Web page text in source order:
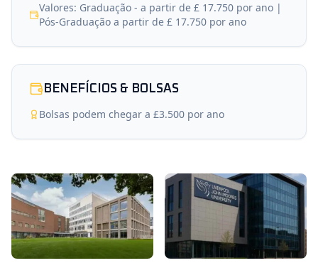
Valores: Graduação - a partir de £ 17.750 por ano |
Pós-Graduação a partir de £ 17.750 por ano
BENEFÍCIOS & BOLSAS
Bolsas podem chegar a £3.500 por ano